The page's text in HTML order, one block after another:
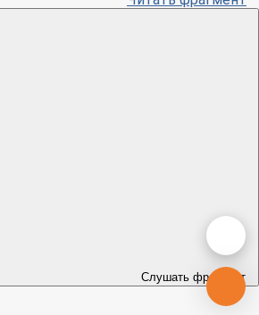
Слушать фрагмент